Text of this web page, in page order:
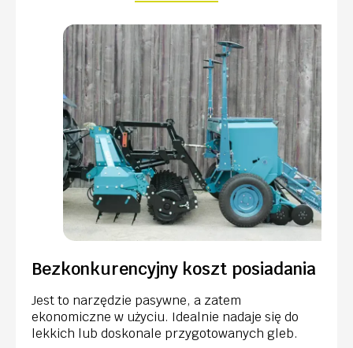
Bezkonkurencyjny koszt posiadania
Jest to narzędzie pasywne, a zatem
ekonomiczne w użyciu. Idealnie nadaje się do
lekkich lub doskonale przygotowanych gleb.